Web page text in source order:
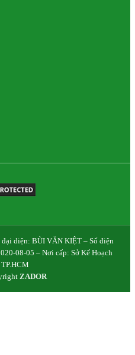
diện: BÙI VĂN KIỆT – Số điện
08-05 – Nơi cấp: Sở Kế Hoạch
ZADOR